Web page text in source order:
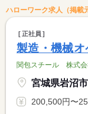
ハローワーク求人（掲載
正社員
製造・機械オ
関包スチール 株式
宮城県岩沼市
200,500円〜250,000円 ※フルタ